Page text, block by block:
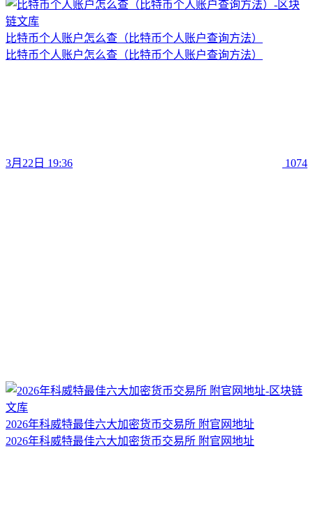
比特币个人账户怎么查（比特币个人账户查询方法）
比特币个人账户怎么查（比特币个人账户查询方法）
3月22日 19:36 1074
2026年科威特最佳六大加密货币交易所 附官网地址
2026年科威特最佳六大加密货币交易所 附官网地址